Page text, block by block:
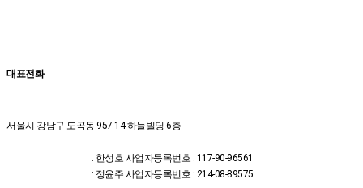
대표전화
서울시 강남구 도곡동 957-14 하늘빌딩 6층
: 한성호 사업자등록번호 : 117-90-96561
: 정윤주 사업자등록번호 : 214-08-89575